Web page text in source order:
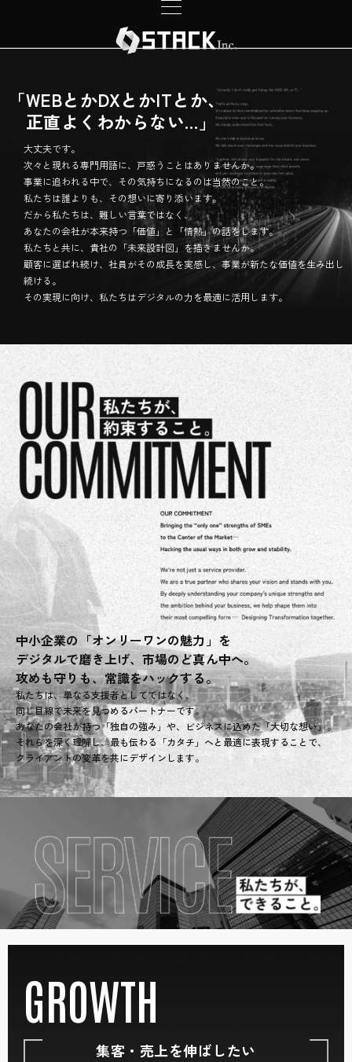
「WEBとかDXとかITとか、
正直よくわからない…」
大丈夫です。
次々と現れる専門用語に、戸惑うことはありませんか。
事業に追われる中で、その気持ちになるのは当然のこと。
私たちは誰よりも、その想いに寄り添います。
だから私たちは、難しい言葉ではなく、
あなたの会社が本来持つ「価値」と「情熱」の話をします。
私たちと共に、貴社の「未来設計図」を描きませんか。
顧客に選ばれ続け、社員がその成長を実感し、事業が新たな価値を生み出し
続ける。
その実現に向け、私たちはデジタルの力を最適に活用します。
中小企業の「オンリーワンの魅力」を
デジタルで磨き上げ、市場のど真ん中へ。
攻めも守りも、常識をハックする。
私たちは、単なる支援者としてではなく、
同じ目線で未来を見つめるパートナーです。
あなたの会社が持つ「独自の強み」や、ビジネスに込めた「大切な想い」。
それらを深く理解し、最も伝わる「カタチ」へと最適に表現することで、
クライアントの変革を共にデザインします。
GROWTH
集客・売上を伸ばしたい